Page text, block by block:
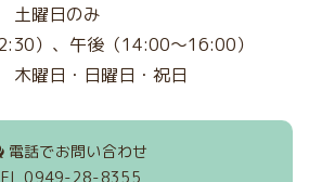
土曜日のみ
）、午後（14:00～16:00）
木曜日・ 日曜日・祝日
電話でお問い合わせ
0949-28-8355